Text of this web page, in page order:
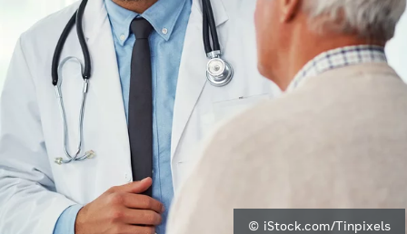
© iStock.com/Tinpixels